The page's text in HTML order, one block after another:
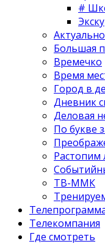
#
Большая
Времечко
Время
Город в
Дневник
Деловая
По букве
Растопим
ТВ-ММК
Телекомпания
Где смотреть